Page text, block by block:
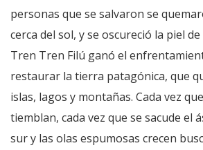
personas que se salvaron se
cerca del sol, y se oscureció la piel
Tren Tren Filú ganó el
restaurar la tierra patagónica, que
islas, lagos y montañas. Cada vez
tiemblan, cada vez que se sacude el
sur y las olas espumosas crecen